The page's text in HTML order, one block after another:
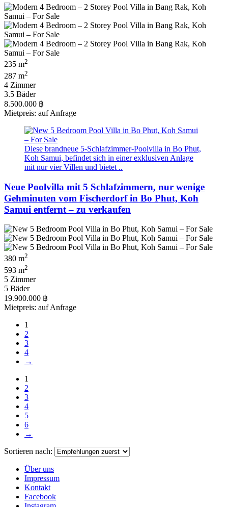
235 m2
287 m2
4 Zimmer
3.5 Bäder
8.500.000 ฿
Mietpreis: auf Anfrage
Diese brandneue 5-Schlafzimmer-Poolvilla in Bo Phut,
Koh Samui, befindet sich in einer exklusiven Anlage
mit nur vier Villen und bietet ..
Neue Poolvilla mit 5 Schlafzimmern, nur wenige
Gehminuten vom Fischerdorf in Bo Phut, Koh
Samui entfernt – zu verkaufen
380 m2
593 m2
5 Zimmer
5 Bäder
19.900.000 ฿
Mietpreis: auf Anfrage
1
2
3
4
→
1
2
3
4
5
6
→
Sortieren nach:
Über uns
Impressum
Kontakt
Facebook